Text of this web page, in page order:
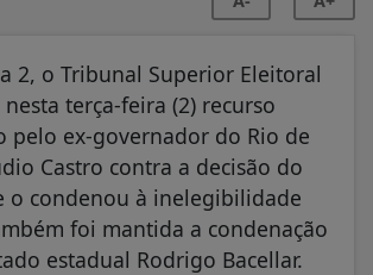
2, o Tribunal Superior Eleitoral
nesta terça-feira (2) recurso
pelo ex-governador do Rio de
Castro contra a decisão do
o condenou à inelegibilidade
foi mantida a condenação
estadual Rodrigo Bacellar.